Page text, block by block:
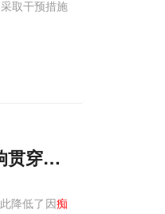
取干预措施
贯穿痴呆
降低了因 痴